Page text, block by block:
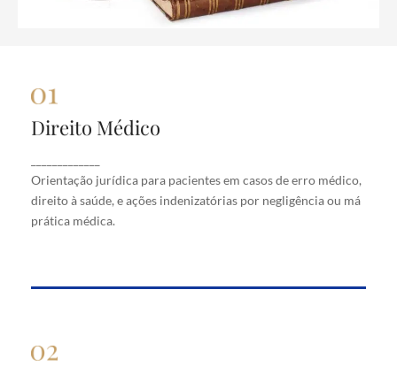
Direito Médico
Orientação jurídica para pacientes em casos de erro médico,
direito à saúde, e ações indenizatórias por negligência ou má
prática médica.
Direito Médico
erro médico, direito à saúde, e ações indenizatórias
por negligência ou má prática médica.